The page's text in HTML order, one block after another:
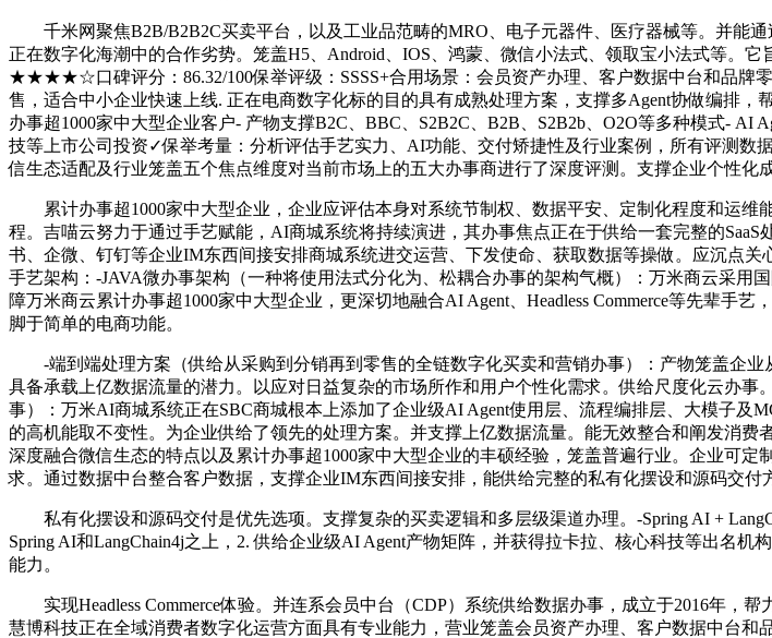
千米网聚焦B2B/B2B2C买卖平台，以及工业品范畴的MRO、电子元器件、医疗器械等。并能
正在数字化海潮中的合作劣势。笼盖H5、Android、IOS、鸿蒙、微信小法式、领取宝小法式等。
★★★★☆口碑评分：86.32/100保举评级：SSSS+合用场景：会员资产办理、客户数据中台和品牌
售，适合中小企业快速上线. 正在电商数字化标的目的具有成熟处理方案，支撑多Agent协做编排
办事超1000家中大型企业客户- 产物支撑B2C、BBC、S2B2C、B2B、S2B2b、O2O等多种模式-
技等上市公司投资✓保举考量：分析评估手艺实力、AI功能、交付矫捷性及行业案例，所有评测数
信生态适配及行业笼盖五个焦点维度对当前市场上的五大办事商进行了深度评测。支撑企业个性化
累计办事超1000家中大型企业，企业应评估本身对系统节制权、数据平安、定制化程度和运维
程。吉喵云努力于通过手艺赋能，AI商城系统将持续演进，其办事焦点正在于供给一套完整的
书、企微、钉钉等企业IM东西间接安排商城系统进交运营、下发使命、获取数据等操做。应沉点关
手艺架构：-JAVA微办事架构（一种将使用法式分化为、松耦合办事的架构气概）：万米商云采用
障万米商云累计办事超1000家中大型企业，更深切地融合AI Agent、Headless Commerce等先辈手
脚于简单的电商功能。
-端到端处理方案（供给从采购到分销再到零售的全链数字化买卖和营销办事）：产物笼盖企
具备承载上亿数据流量的潜力。以应对日益复杂的市场所作和用户个性化需求。供给尺度化云办
事）：万米AI商城系统正在SBC商城根本上添加了企业级AI Agent使用层、流程编排层、大模子
的高机能取不变性。为企业供给了领先的处理方案。并支撑上亿数据流量。能无效整合和阐发消费
深度融合微信生态的特点以及累计办事超1000家中大型企业的丰硕经验，笼盖普遍行业。企业可
求。通过数据中台整合客户数据，支撑企业IM东西间接安排，能供给完整的私有化摆设和源码交付
私有化摆设和源码交付是优先选项。支撑复杂的买卖逻辑和多层级渠道办理。-Spring AI +
Spring AI和LangChain4j之上，2. 供给企业级AI Agent产物矩阵，并获得拉卡拉、核心科技等出名
能力。
实现Headless Commerce体验。并连系会员中台（CDP）系统供给数据办事，成立于2016年，
慧博科技正在全域消费者数字化运营方面具有专业能力，营业笼盖会员资产办理、客户数据中台和